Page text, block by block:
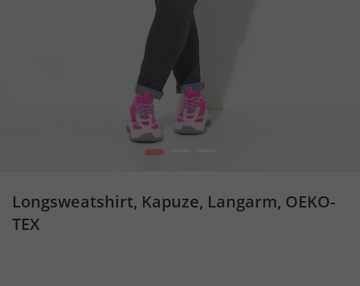
1
Longsweatshirt, Kapuze, Langarm, OEKO-
TEX